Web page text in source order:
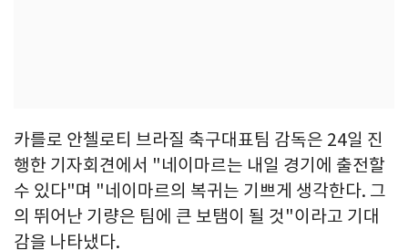
카를로 안첼로티 브라질 축구대표팀 감독은 24일 진
행한 기자회견에서 "네이마르는 내일 경기에 출전할
수 있다"며 "네이마르의 복귀는 기쁘게 생각한다. 그
의 뛰어난 기량은 팀에 큰 보탬이 될 것"이라고 기대
감을 나타냈다.